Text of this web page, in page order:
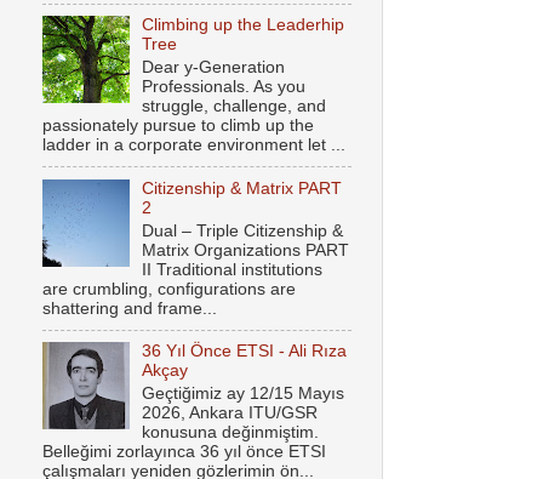
Climbing up the Leaderhip
Tree
Dear y-Generation
Professionals. As you
struggle, challenge, and
passionately pursue to climb up the
ladder in a corporate environment let ...
Citizenship & Matrix PART
2
Dual – Triple Citizenship &
Matrix Organizations PART
II Traditional institutions
are crumbling, configurations are
shattering and frame...
36 Yıl Önce ETSI - Ali Rıza
Akçay
Geçtiğimiz ay 12/15 Mayıs
2026, Ankara ITU/GSR
konusuna değinmiştim.
Belleğimi zorlayınca 36 yıl önce ETSI
çalışmaları yeniden gözlerimin ön...